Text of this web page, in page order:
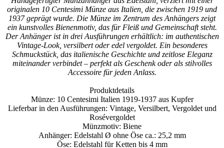
originalen 10 Centesimi Münze aus Italien, die zwischen 1919 und
1937 geprägt wurde. Die Münze im Zentrum des Anhängers zeigt
ein kunstvolles Bienenmotiv, das für Fleiß und Gemeinschaft steht.
Der Anhänger ist in drei Ausführungen erhältlich: im authentischen
Vintage-Look, versilbert oder edel vergoldet. Ein besonderes
Schmuckstück, das italienische Geschichte und zeitlose Eleganz
miteinander verbindet – perfekt als Geschenk oder als stilvolles
Accessoire für jeden Anlass.
Produktdetails
Münze: 10 Centesimi Italien 1919-1937 aus Kupfer
Lieferbar in den Ausführungen: Vintage, Versilbert, Vergoldet und
Rosévergoldet
Münzmotiv: Biene
Anhänger: Edelstahl Ø ohne Öse ca.: 25,2 mm
Öse: Edelstahl für Ketten bis 4 mm